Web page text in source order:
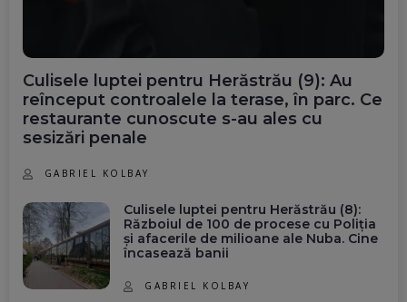
Culisele luptei pentru Herăstrău (9): Au
reînceput controalele la terase, în parc. Ce
restaurante cunoscute s-au ales cu
sesizări penale
GABRIEL KOLBAY
Culisele luptei pentru Herăstrău (8):
Războiul de 100 de procese cu Poliția
și afacerile de milioane ale Nuba. Cine
încasează banii
GABRIEL KOLBAY